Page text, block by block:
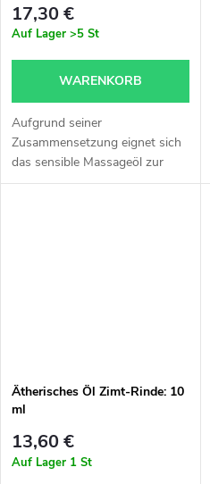
17,30 €
Auf Lager >5 St
WARENKORB
Aufgrund seiner
Zusammensetzung eignet sich
das sensible Massageöl zur
kosmetischen Massage von
Ätherisches Öl Zimt-Rinde: 10
ml
13,60 €
Auf Lager 1 St